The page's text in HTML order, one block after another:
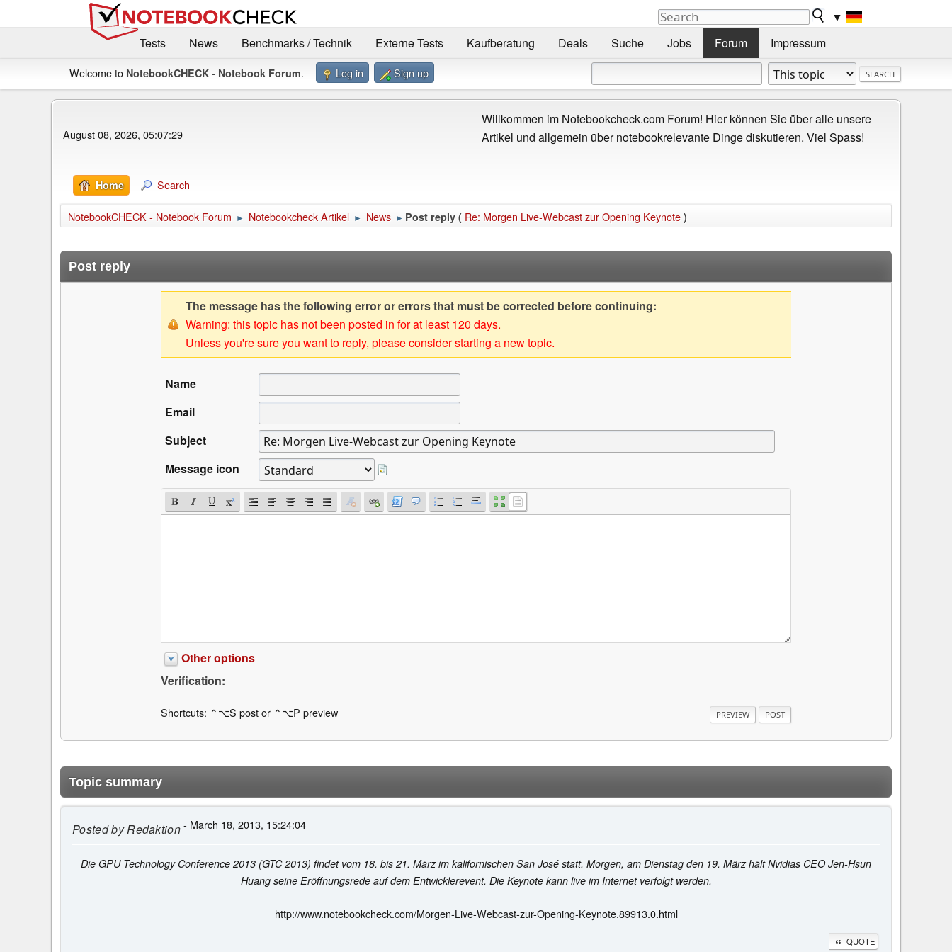
▼
Tests
News Benchmarks / Technik Externe Tests Kaufberatung Deals Suche Jobs Forum Impressum
Welcome to NotebookCHECK - Notebook Forum. Log in Sign up
August 08, 2026, 05:07:29
Willkommen im Notebookcheck.com Forum! Hier können Sie über alle unsere
Artikel und allgemein über notebookrelevante Dinge diskutieren. Viel Spass!
Home Search
NotebookCHECK - Notebook Forum ► Notebookcheck Artikel ► News ► Post reply ( Re: Morgen Live-Webcast zur Opening Keynote )
Post reply
The message has the following error or errors that must be corrected before continuing:
Warning: this topic has not been posted in for at least 120 days.
Unless you're sure you want to reply, please consider starting a new topic.
Name
Email
Subject
Message icon
Other options
Verification:
Shortcuts: ⌃⌥S post or ⌃⌥P preview
Topic summary
Posted byRedaktion- March 18, 2013, 15:24:04
Die GPU Technology Conference 2013 (GTC 2013) findet vom 18. bis 21. März im kalifornischen San José statt. Morgen, am Dienstag den 19. März hält Nvidias CEO Jen-Hsun
Huang seine Eröffnungsrede auf dem Entwicklerevent. Die Keynote kann live im Internet verfolgt werden.
http://www.notebookcheck.com/Morgen-Live-Webcast-zur-Opening-Keynote.89913.0.html
QUOTE